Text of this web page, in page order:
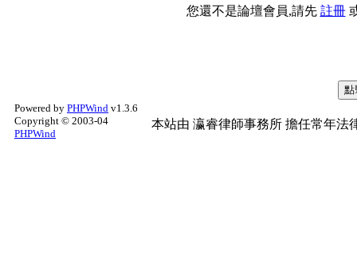
您還不是論壇會員,請先 註冊
Powered by PHPWind v1.3.6
Copyright © 2003-04
PHPWind
本站由 瀛睿律師事務所 擔任常年法